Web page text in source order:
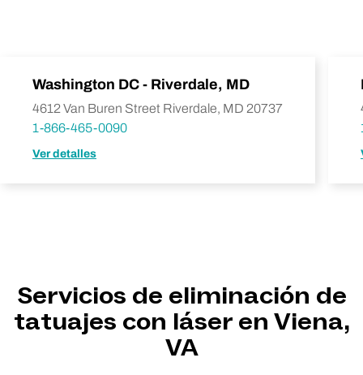
Washington DC - Riverdale, MD
4612 Van Buren Street Riverdale, MD 20737
1-866-465-0090
Ver detalles
Servicios de eliminación de
tatuajes con láser en Viena,
VA